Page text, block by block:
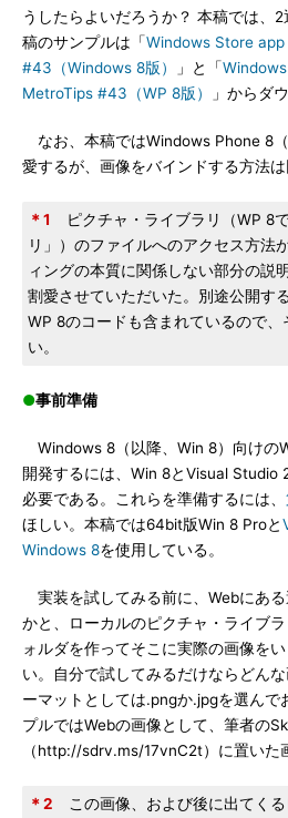
うしたらよいだろうか？ 本稿では、
稿のサンプルは「Windows Store
#43（Windows 8版）
」と「
MetroTips #43（WP 8版）
」からダ
なお、本稿ではWindows Phone 8
愛するが、画像をバインドする方法
＊1
ピクチャ・ライブラリ（WP 8
リ」）のファイルへのアクセス方法
ィングの本質に関係しない部分の説
割愛させていただいた。別途公開す
WP 8のコードも含まれているので
い。
●事前準備
Windows 8（以降、Win 8）向けの
開発するには、Win 8とVisual Studio
必要である。これらを準備するには、
ほしい。本稿では64bit版Win 8 Proと
Windows 8を使用している。
実装を試してみる前に、Webにあ
かと、ローカルのピクチャ・ライブ
ォルダを作ってそこに実際の画像を
い。自分で試してみるだけならどん
ーマットとしては.pngか.jpgを選んで
プルではWebの画像として、筆者の
（http://sdrv.ms/17vnC2t）に置いた
＊2 この画像、および後に出てく